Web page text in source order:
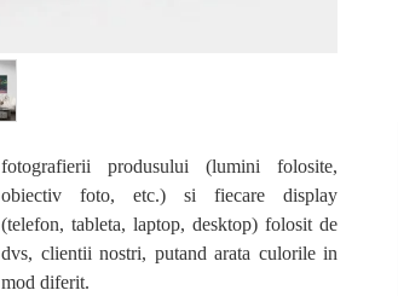
fotografierii produsului (lumini folosite,
obiectiv foto, etc.) si fiecare display
(telefon, tableta, laptop, desktop) folosit de
dvs, clientii nostri, putand arata culorile in
mod diferit.